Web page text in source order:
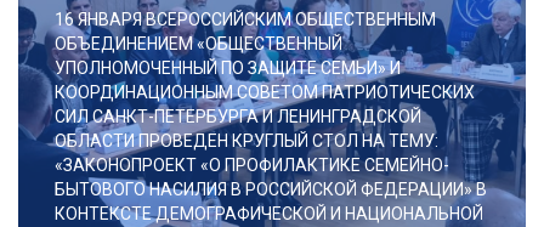
16 ЯНВАРЯ ВСЕРОССИЙСКИМ ОБЩЕСТВЕННЫМ
ОБЪЕДИНЕНИЕМ «ОБЩЕСТВЕННЫЙ
УПОЛНОМОЧЕННЫЙ ПО ЗАЩИТЕ СЕМЬИ» И
КООРДИНАЦИОННЫМ СОВЕТОМ ПАТРИОТИЧЕСКИХ
СИЛ САНКТ-ПЕТЕРБУРГА И ЛЕНИНГРАДСКОЙ
ОБЛАСТИ ПРОВЕДЕН КРУГЛЫЙ СТОЛ НА ТЕМУ:
«ЗАКОНОПРОЕКТ «О ПРОФИЛАКТИКЕ СЕМЕЙНО-
БЫТОВОГО НАСИЛИЯ В РОССИЙСКОЙ ФЕДЕРАЦИИ» В
КОНТЕКСТЕ ДЕМОГРАФИЧЕСКОЙ И НАЦИОНАЛЬНОЙ